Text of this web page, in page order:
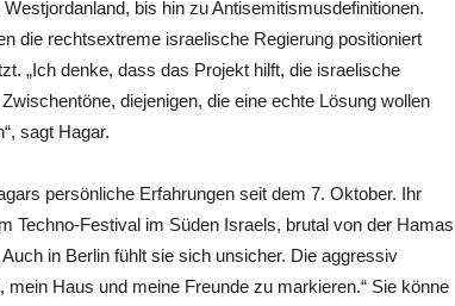
bis hin zu Antisemitismusdefinitionen.
die rechtsextreme israelische Regierung positioniert
„Ich denke, dass das Projekt hilft, die israelische
diejenigen, die eine echte Lösung wollen
sagt Hagar.
persönliche Erfahrungen seit dem 7. Oktober. Ihr
Techno-Festival im Süden Israels, brutal von der Hamas
in Berlin fühlt sie sich unsicher. Die aggressiv
Haus und meine Freunde zu markieren.“ Sie könne